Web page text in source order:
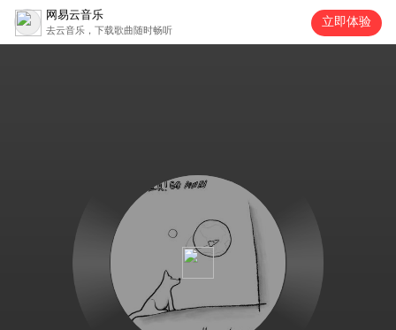
网易云音乐
去云音乐，下载歌曲随时畅听
立即体验